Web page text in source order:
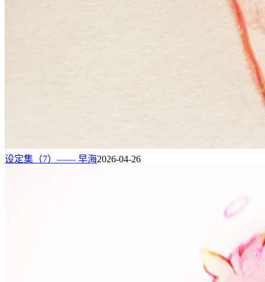
设定集（7）—— 早海2026-04-26